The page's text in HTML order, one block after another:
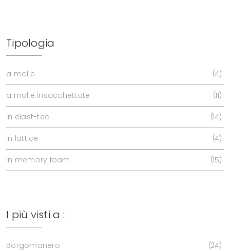
Tipologia
a molle 4
a molle insacchettate 11
in elast-tec 14
in lattice 4
in memory foam 15
I più visti a :
Borgomanero 24